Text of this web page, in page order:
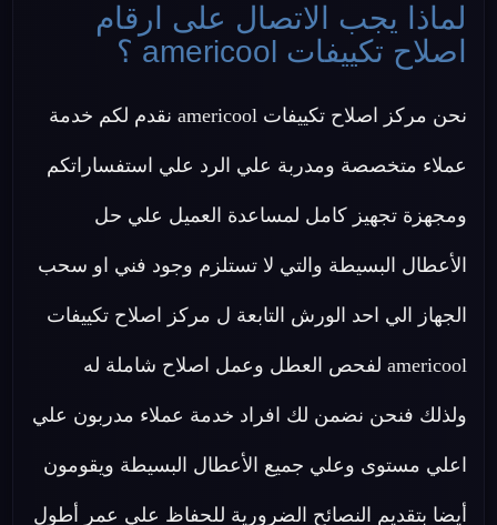
لماذا يجب الاتصال على ارقام
اصلاح تكييفات americool ؟
نحن مركز اصلاح تكييفات americool نقدم لكم خدمة
عملاء متخصصة ومدربة علي الرد علي استفساراتكم
ومجهزة تجهيز كامل لمساعدة العميل علي حل
الأعطال البسيطة والتي لا تستلزم وجود فني او سحب
الجهاز الي احد الورش التابعة ل مركز اصلاح تكييفات
americool لفحص العطل وعمل اصلاح شاملة له
ولذلك فنحن نضمن لك افراد خدمة عملاء مدربون علي
اعلي مستوى وعلي جميع الأعطال البسيطة ويقومون
أيضا بتقديم النصائح الضرورية للحفاظ علي عمر أطول